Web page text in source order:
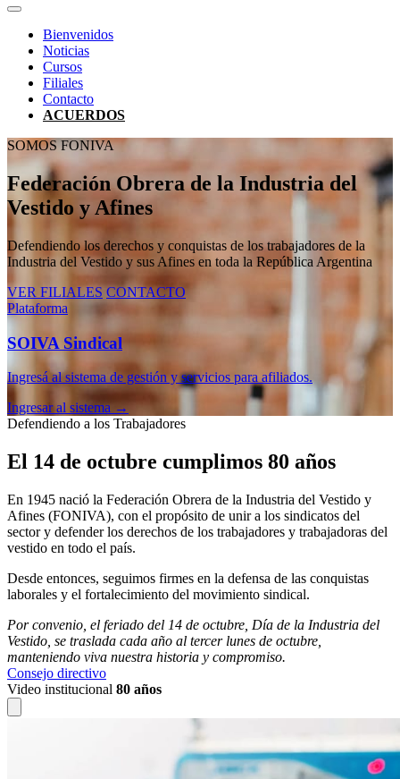
Bienvenidos
Noticias
Cursos
Filiales
Contacto
ACUERDOS
SOMOS FONIVA
Federación Obrera de la Industria del
Vestido y Afines
Defendiendo los derechos y conquistas de los trabajadores de la
Industria del Vestido y sus Afines en toda la República Argentina
VER FILIALES CONTACTO
Plataforma
SOIVA Sindical
Ingresá al sistema de gestión y servicios para afiliados.
Ingresar al sistema →
Defendiendo a los Trabajadores
El 14 de octubre cumplimos 80 años
En 1945 nació la Federación Obrera de la Industria del Vestido y
Afines (FONIVA), con el propósito de unir a los sindicatos del
sector y defender los derechos de los trabajadores y trabajadoras del
vestido en todo el país.
Desde entonces, seguimos firmes en la defensa de las conquistas
laborales y el fortalecimiento del movimiento sindical.
Por convenio, el feriado del 14 de octubre, Día de la Industria del
Vestido, se traslada cada año al tercer lunes de octubre,
manteniendo viva nuestra historia y compromiso.
Consejo directivo
Video institucional 80 años